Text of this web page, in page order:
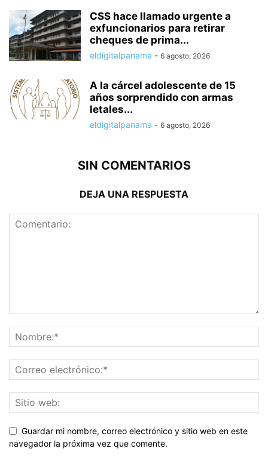
CSS hace llamado urgente a
exfuncionarios para retirar
cheques de prima...
eldigitalpanama - 6 agosto, 2026
A la cárcel adolescente de 15
años sorprendido con armas
letales...
eldigitalpanama - 6 agosto, 2026
SIN COMENTARIOS
DEJA UNA RESPUESTA
Guardar mi nombre, correo electrónico y sitio web en este
navegador la próxima vez que comente.